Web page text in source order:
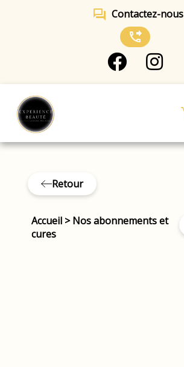
forum Contactez-nous
phone_forwarded
Retour
Accueil >Nos abonnements et
cures